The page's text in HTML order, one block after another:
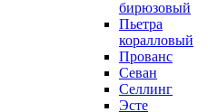
бирюзовый
Пьетра
коралловый
Прованс
Севан
Селлинг
Эсте